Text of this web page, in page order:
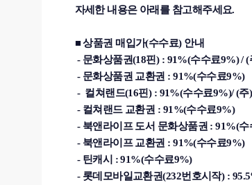
자세한 내용은 아래를 참고해주세요.
■ 상품권 매입가(수수료) 안내
- 문화상품권(18핀) : 91%(수수료9%) /
- 문화상품권 교환권 : 91%(수수료9%)
- 컬쳐랜드(16핀) : 91%(수수료9%)/ (주
- 컬쳐랜드 교환권 : 91%(수수료9%)
- 북앤라이프 도서 문화상품권 :91%(수
- 북앤라이프 교환권 :91%(수수료9%)
- 틴캐시 : 91%(수수료9%)
- 롯데모바일교환권(232번호시작) :